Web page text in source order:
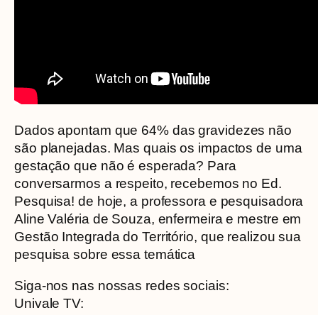
Dados apontam que 64% das gravidezes não
são planejadas. Mas quais os impactos de uma
gestação que não é esperada? Para
conversarmos a respeito, recebemos no Ed.
Pesquisa! de hoje, a professora e pesquisadora
Aline Valéria de Souza, enfermeira e mestre em
Gestão Integrada do Território, que realizou sua
pesquisa sobre essa temática
Siga-nos nas nossas redes sociais:
Univale TV: